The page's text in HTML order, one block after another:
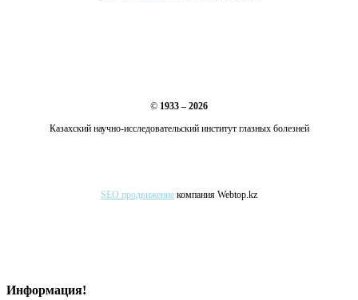
© 1933 – 2026
Казахский научно-исследовательский институт глазных болезней
SEO продвижение компания Webtop.kz
Информация!